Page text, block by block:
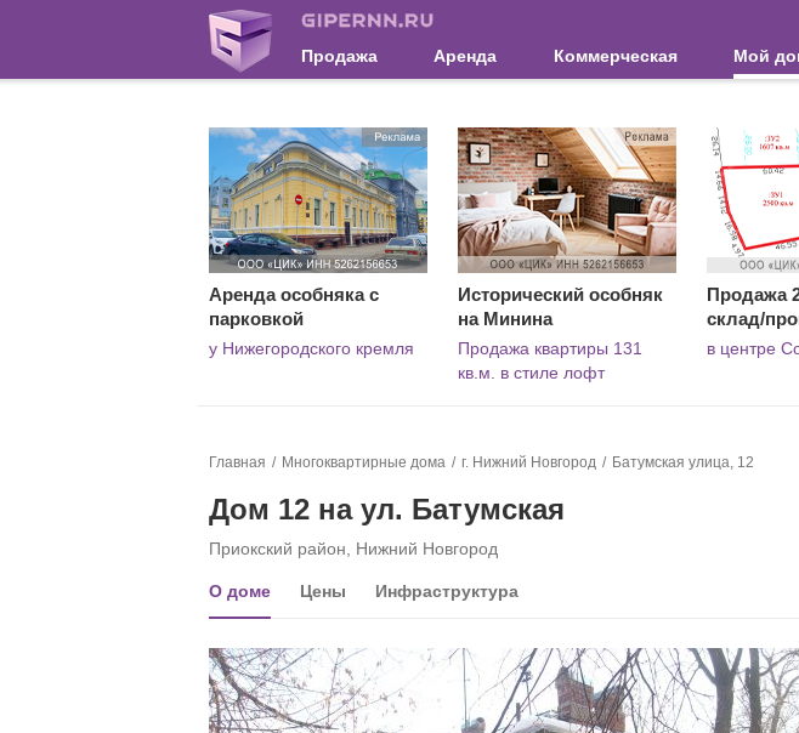
Продажа Аренда Коммерческая Мой
Аренда особняка с
парковкой
у Нижегородского кремля
Исторический особняк
на Минина
Продажа квартиры 131
кв.м. в стиле лофт
Продажа
склад/
в центре
Главная Многоквартирные дома г. Нижний Новгород Батумская улица, 12
Дом 12 на ул. Батумская
Приокский район, Нижний Новгород
О доме Цены Инфраструктура